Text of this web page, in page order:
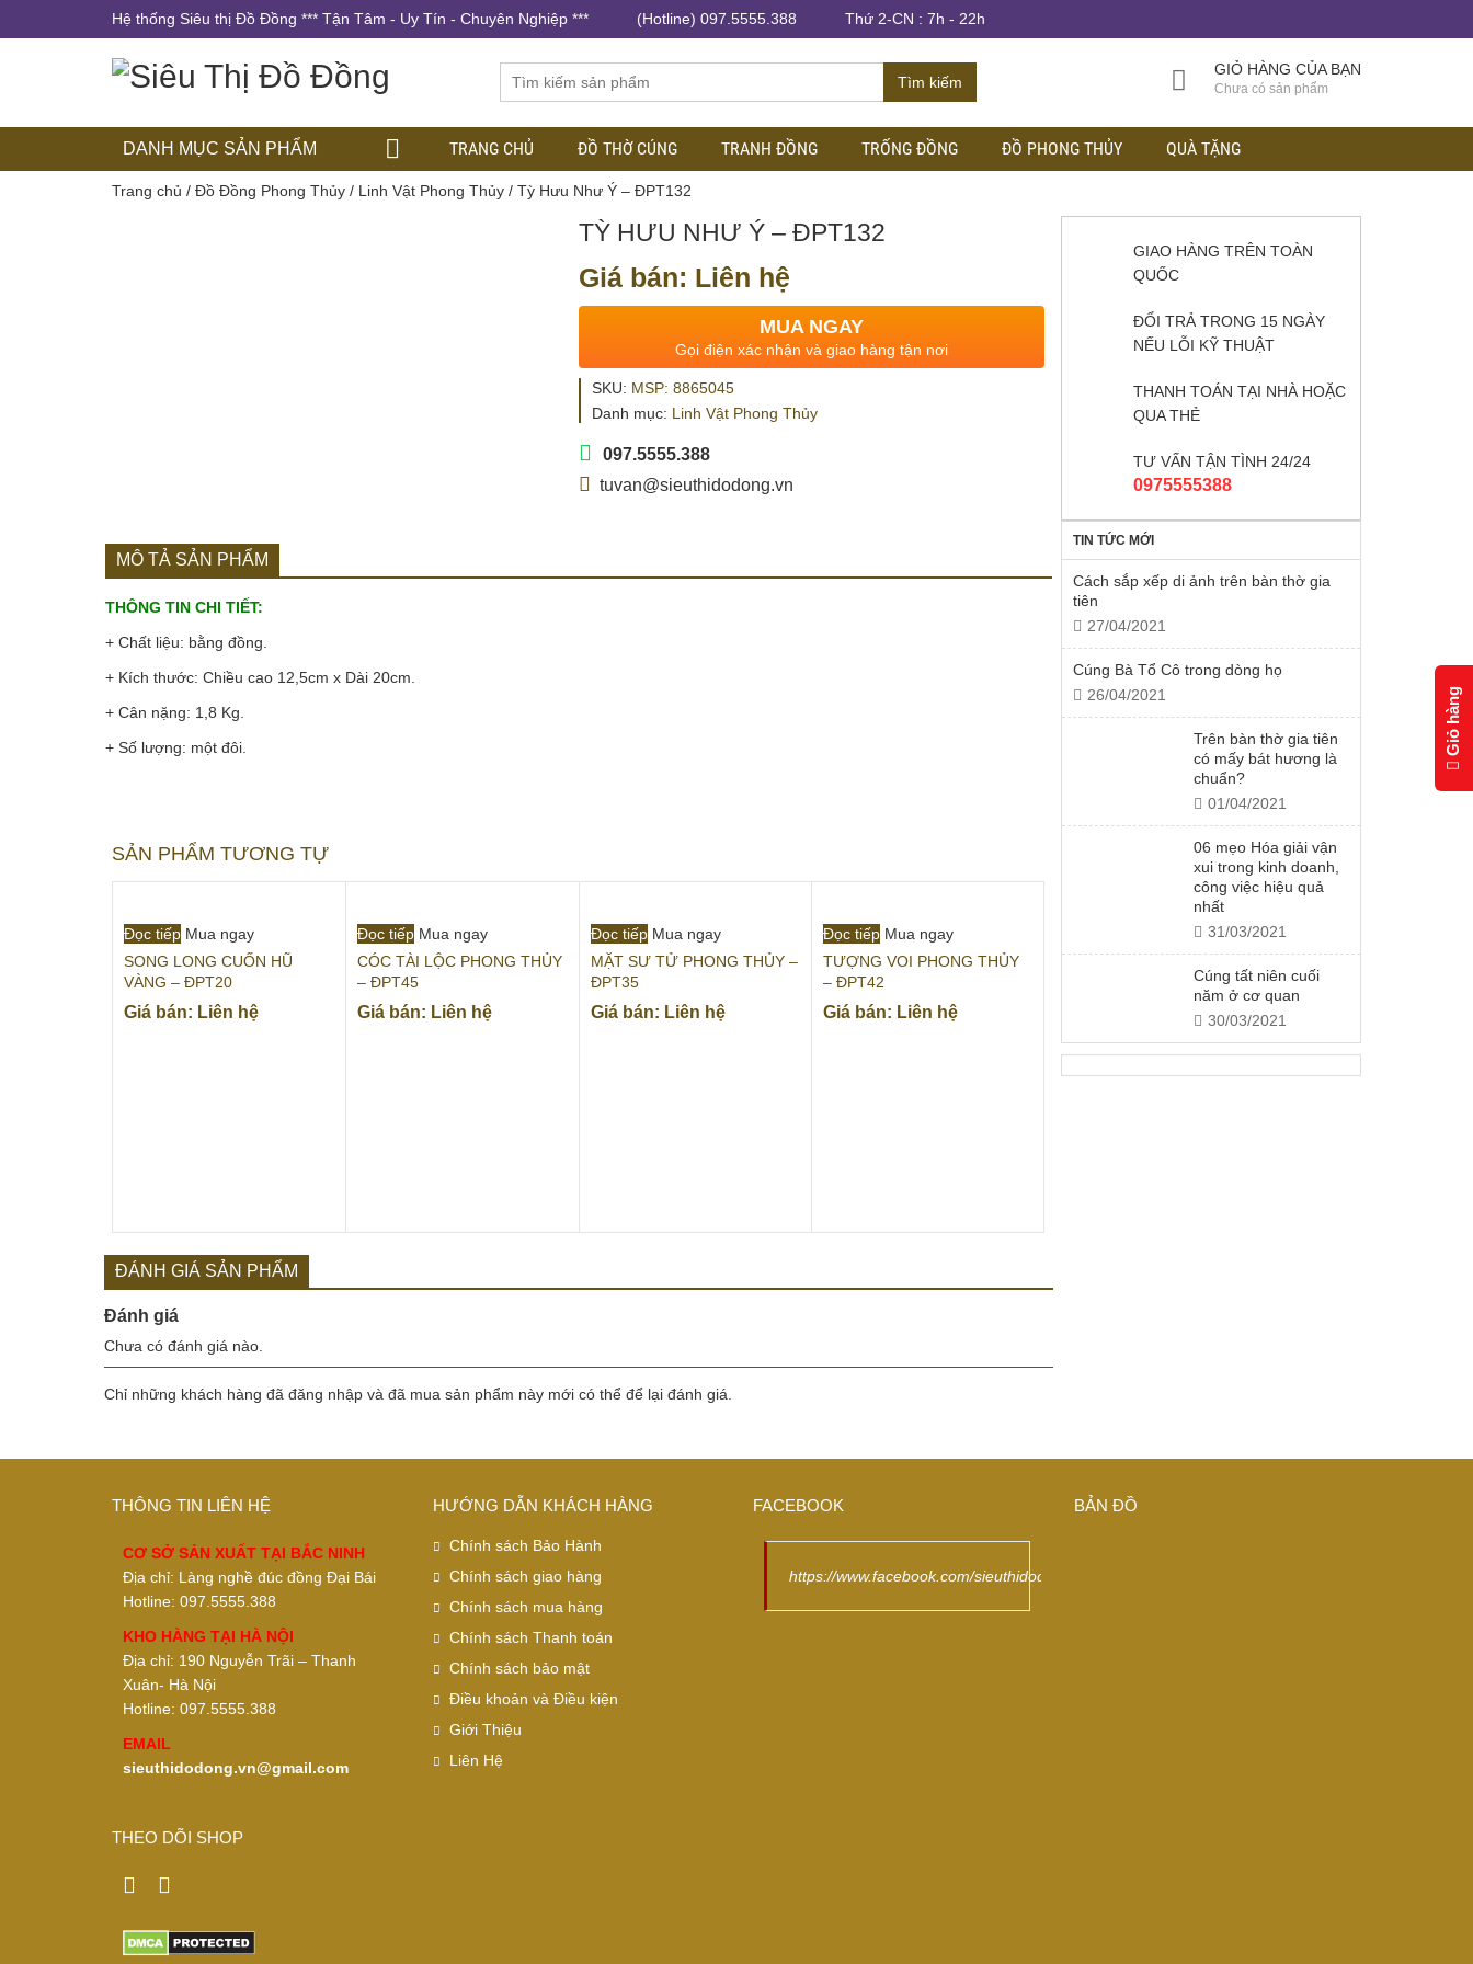
Hệ thống Siêu thị Đồ Đồng *** Tận Tâm - Uy Tín - Chuyên Nghiệp *** (Hotline) 097.5555.388 Thứ 2-CN : 7h - 22h
Tìm kiếm
GIỎ HÀNG CỦA BẠN
Chưa có sản phẩm
DANH MỤC SẢN PHẨM TRANG CHỦ ĐỒ THỜ CÚNG TRANH ĐỒNG TRỐNG ĐỒNG ĐỒ PHONG THỦY QUÀ TẶNG
Trang chủ / Đồ Đồng Phong Thủy / Linh Vật Phong Thủy / Tỳ Hưu Như Ý – ĐPT132
TỲ HƯU NHƯ Ý – ĐPT132
Giá bán: Liên hệ
MUA NGAY
Gọi điện xác nhận và giao hàng tận nơi
SKU: MSP: 8865045
Danh mục: Linh Vật Phong Thủy
097.5555.388
tuvan@sieuthidodong.vn
MÔ TẢ SẢN PHẨM
THÔNG TIN CHI TIẾT:
+ Chất liệu: bằng đồng.
+ Kích thước: Chiều cao 12,5cm x Dài 20cm.
+ Cân nặng: 1,8 Kg.
+ Số lượng: một đôi.
SẢN PHẨM TƯƠNG TỰ
Đọc tiếp Mua ngay
SONG LONG CUỐN HŨ
VÀNG – ĐPT20
Giá bán: Liên hệ
Đọc tiếp Mua ngay
CÓC TÀI LỘC PHONG THỦY
– ĐPT45
Giá bán: Liên hệ
Đọc tiếp Mua ngay
MẶT SƯ TỬ PHONG THỦY –
ĐPT35
Giá bán: Liên hệ
Đọc tiếp Mua ngay
TƯỢNG VOI PHONG THỦY
– ĐPT42
Giá bán: Liên hệ
ĐÁNH GIÁ SẢN PHẨM
Đánh giá
Chưa có đánh giá nào.
Chỉ những khách hàng đã đăng nhập và đã mua sản phẩm này mới có thể để lại đánh giá.
GIAO HÀNG TRÊN TOÀN
QUỐC
ĐỔI TRẢ TRONG 15 NGÀY
NẾU LỖI KỸ THUẬT
THANH TOÁN TẠI NHÀ HOẶC
QUA THẺ
TƯ VẤN TẬN TÌNH 24/24
0975555388
TIN TỨC MỚI
Cách sắp xếp di ảnh trên bàn thờ gia
tiên
27/04/2021
Cúng Bà Tổ Cô trong dòng họ
26/04/2021
Trên bàn thờ gia tiên
có mấy bát hương là
chuẩn?
01/04/2021
06 mẹo Hóa giải vận
xui trong kinh doanh,
công việc hiệu quả
nhất
31/03/2021
Cúng tất niên cuối
năm ở cơ quan
30/03/2021
THÔNG TIN LIÊN HỆ
CƠ SỞ SẢN XUẤT TẠI BẮC NINH
Địa chỉ: Làng nghề đúc đồng Đại Bái
Hotline: 097.5555.388
KHO HÀNG TẠI HÀ NỘI
Địa chỉ: 190 Nguyễn Trãi – Thanh
Xuân- Hà Nội
Hotline: 097.5555.388
EMAIL
sieuthidodong.vn@gmail.com
THEO DÕI SHOP
HƯỚNG DẪN KHÁCH HÀNG
Chính sách Bảo Hành
Chính sách giao hàng
Chính sách mua hàng
Chính sách Thanh toán
Chính sách bảo mật
Điều khoản và Điều kiện
Giới Thiệu
Liên Hệ
FACEBOOK
https://www.facebook.com/sieuthidodongdep/
BẢN ĐỒ
Giỏ hàng